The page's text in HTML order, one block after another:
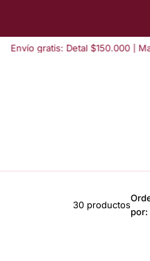
Envío gratis: Detal $150.000 |
30 productos
por: